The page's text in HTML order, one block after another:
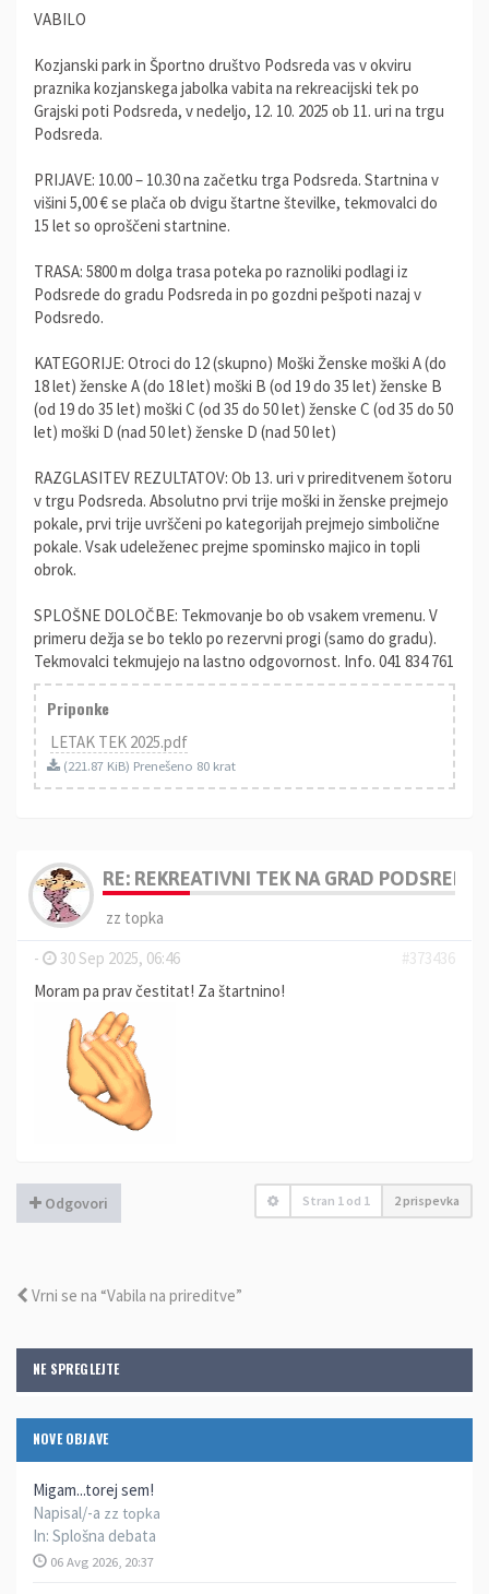
NE SPREGLEJTE
NOVE OBJAVE
Migam...torej sem!
Napisal/-a zz topka
In: Splošna debata
06 Avg 2026, 20:37
VABILO
Kozjanski park in Športno društvo Podsreda vas v okviru
praznika kozjanskega jabolka vabita na rekreacijski tek po
Grajski poti Podsreda, v nedeljo, 12. 10. 2025 ob 11. uri na trgu
Podsreda.
PRIJAVE: 10.00 – 10.30 na začetku trga Podsreda. Startnina v
višini 5,00 € se plača ob dvigu štartne številke, tekmovalci do
15 let so oproščeni startnine.
TRASA: 5800 m dolga trasa poteka po raznoliki podlagi iz
Podsrede do gradu Podsreda in po gozdni pešpoti nazaj v
Podsredo.
KATEGORIJE: Otroci do 12 (skupno) Moški Ženske moški A (do
18 let) ženske A (do 18 let) moški B (od 19 do 35 let) ženske B
(od 19 do 35 let) moški C (od 35 do 50 let) ženske C (od 35 do 50
let) moški D (nad 50 let) ženske D (nad 50 let)
RAZGLASITEV REZULTATOV: Ob 13. uri v prireditvenem šotoru
v trgu Podsreda. Absolutno prvi trije moški in ženske prejmejo
pokale, prvi trije uvrščeni po kategorijah prejmejo simbolične
pokale. Vsak udeleženec prejme spominsko majico in topli
obrok.
SPLOŠNE DOLOČBE: Tekmovanje bo ob vsakem vremenu. V
primeru dežja se bo teklo po rezervni progi (samo do gradu).
Tekmovalci tekmujejo na lastno odgovornost. Info. 041 834 761
Priponke
LETAK TEK 2025.pdf
(221.87 KiB) Prenešeno 80 krat
RE: REKREATIVNI TEK NA GRAD PODSREDA
zz topka
-
30 Sep 2025, 06:46
#373436
Moram pa prav čestitat! Za štartnino!
Odgovori Stran 1 od 1 2 prispevka
Vrni se na “Vabila na prireditve”